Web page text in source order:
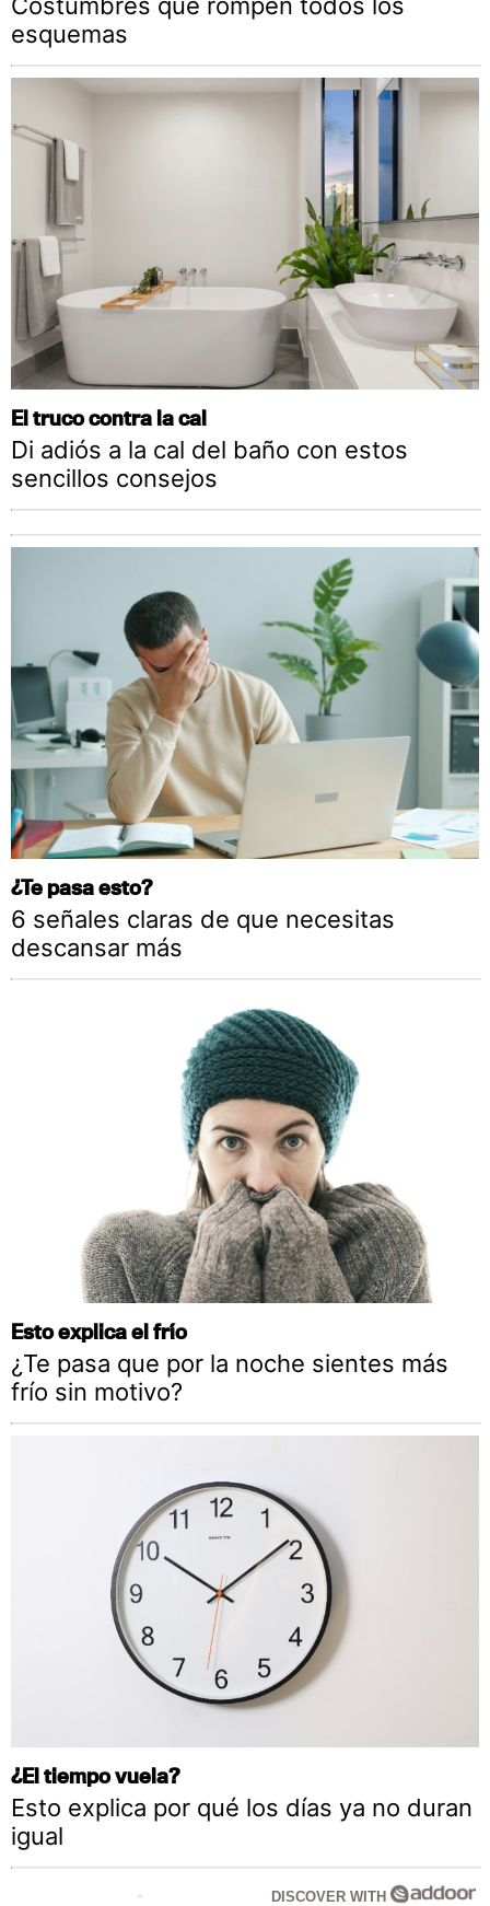
Costumbres que rompen todos los
esquemas
El truco contra la cal
Di adiós a la cal del baño con estos
sencillos consejos
¿Te pasa esto?
6 señales claras de que necesitas
descansar más
Esto explica el frío
¿Te pasa que por la noche sientes más
frío sin motivo?
¿El tiempo vuela?
Esto explica por qué los días ya no duran
igual
DISCOVER WITH